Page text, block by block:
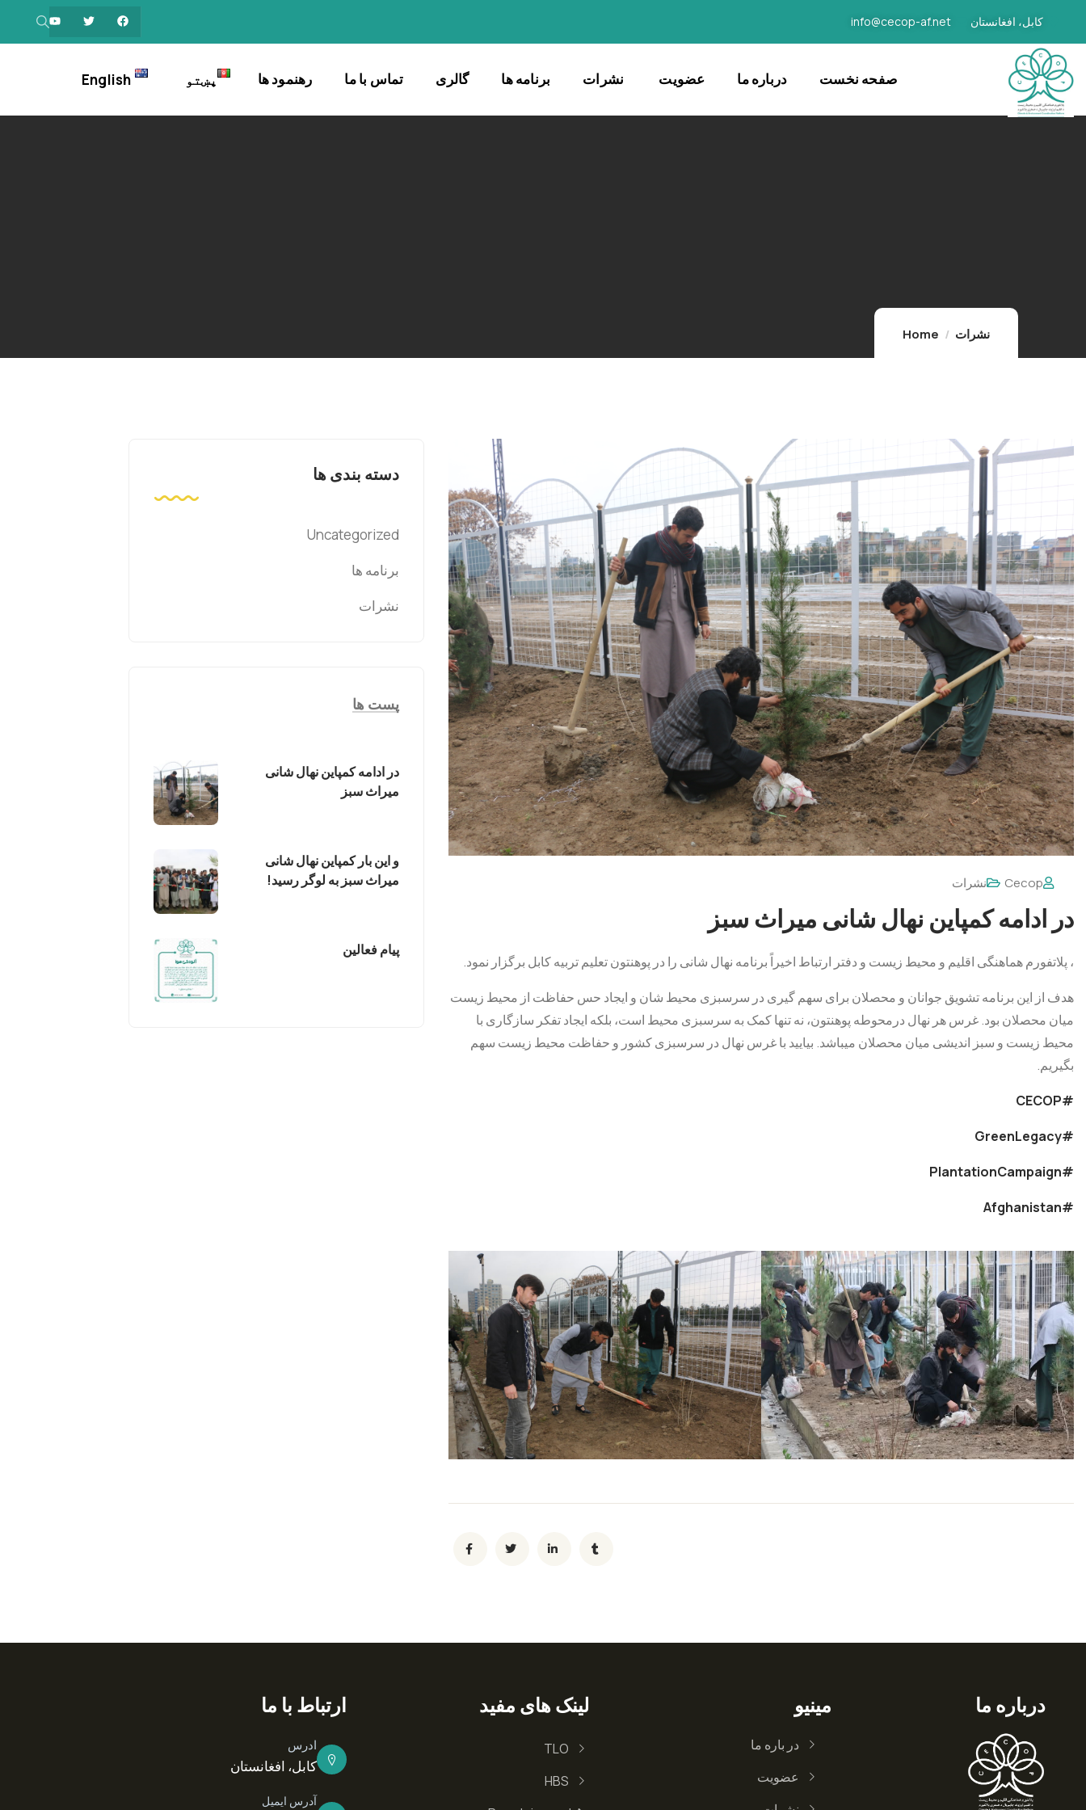
کابل، افغانستان info@cecop-af.net
صفحه نخست درباره ما عضویت نشرات برنامه ها گالری تماس با ما رهنمود ها پښتو English
Home نشرات
Cecop نشرات
در ادامه کمپاین نهال شانی میراث سبز
، پلاتفورم هماهنگی اقلیم و محیط زیست و دفتر ارتباط اخیراً برنامه نهال شانی را در پوهنتون تعلیم تربیه کابل برگزار نمود.
هدف از این برنامه تشویق جوانان و محصلان برای سهم گیری در سرسبزی محیط شان و ایجاد حس حفاظت از محیط زیست
میان محصلان بود. غرس هر نهال درمحوطه پوهنتون، نه تنها کمک به سرسبزی محیط است، بلکه ایجاد تفکر سازگاری با
محیط زیست و سبز اندیشی میان محصلان میباشد. بیایید با غرس نهال در سرسبزی کشور و حفاظت محیط زیست سهم
بگیریم.
#CECOP
#GreenLegacy
#PlantationCampaign
#Afghanistan
دسته بندی ها
Uncategorized
برنامه ها
نشرات
پست ها
در ادامه کمپاین نهال شانی
میراث سبز
و این بار کمپاین نهال شانی
میراث سبز به لوگر رسید!
پیام فعالین
درباره ما مینیو
در باره ما
عضویت
لینک های مفید
TLO
HBS
ارتباط با ما
ادرس
کابل، افغانستان
آدرس ایمیل